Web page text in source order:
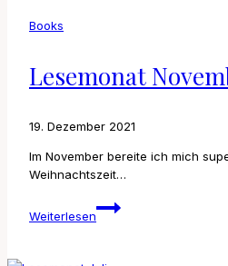
Books
Lesemonat
19. Dezember 2021
Im November bereite ich mich
Weihnachtszeit…
Weiterlesen
Lesemonat
November